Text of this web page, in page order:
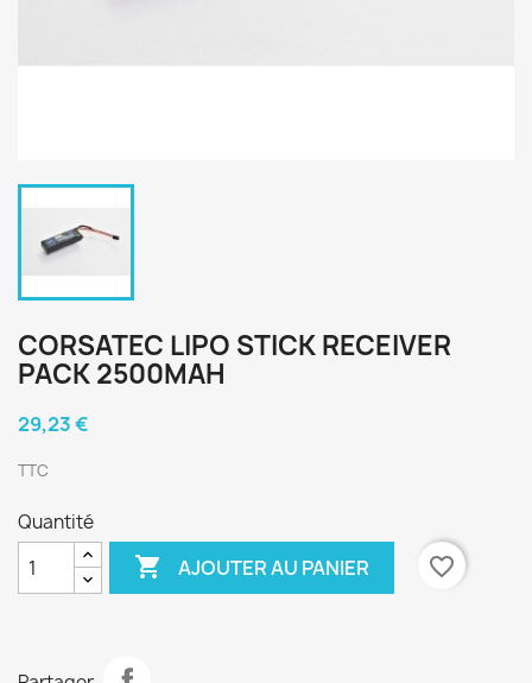
CORSATEC LIPO STICK RECEIVER
PACK 2500MAH
29,23 €
TTC
Quantité
 AJOUTER AU PANIER favorite_border